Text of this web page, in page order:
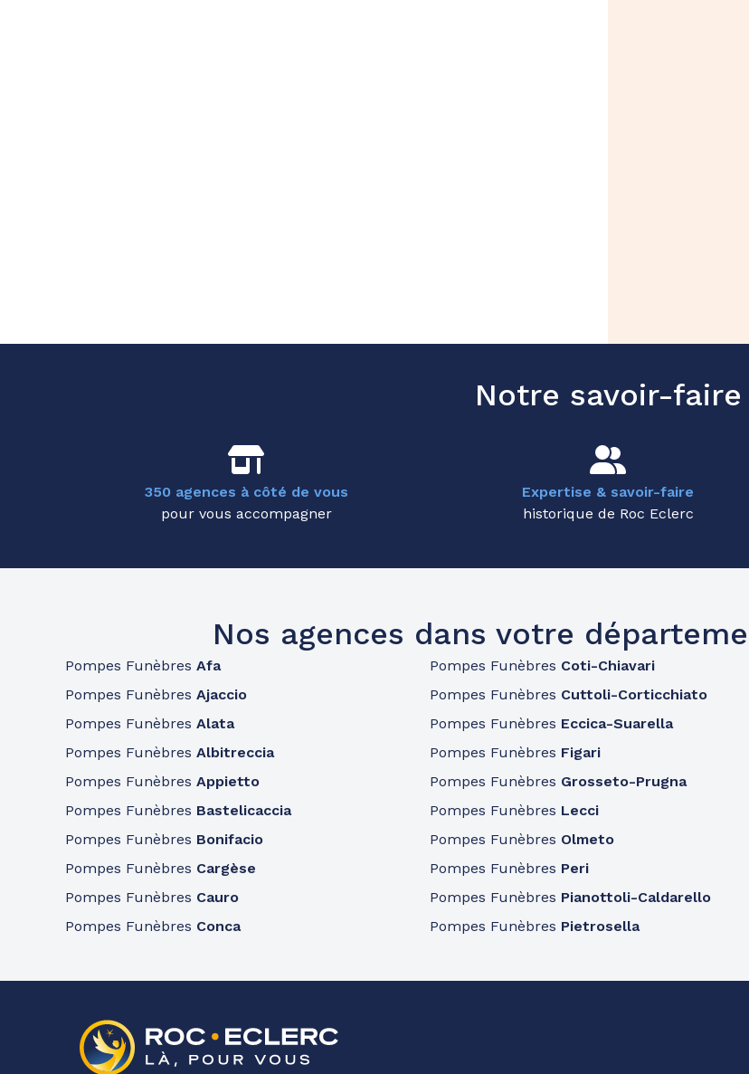
Notre savoir-faire
350 agences à côté de vous
pour vous accompagner
Expertise & savoir-faire
historique de Roc Eclerc
Nos agences dans votre
Pompes Funèbres Afa
Pompes Funèbres Ajaccio
Pompes Funèbres Alata
Pompes Funèbres Albitreccia
Pompes Funèbres Appietto
Pompes Funèbres Bastelicaccia
Pompes Funèbres Bonifacio
Pompes Funèbres Cargèse
Pompes Funèbres Cauro
Pompes Funèbres Conca
Pompes Funèbres Coti-Chiavari
Pompes Funèbres Cuttoli-Corticchiato
Pompes Funèbres Eccica-Suarella
Pompes Funèbres Figari
Pompes Funèbres Grosseto-Prugna
Pompes Funèbres Lecci
Pompes Funèbres Olmeto
Pompes Funèbres Peri
Pompes Funèbres Pianottoli-Caldarello
Pompes Funèbres Pietrosella